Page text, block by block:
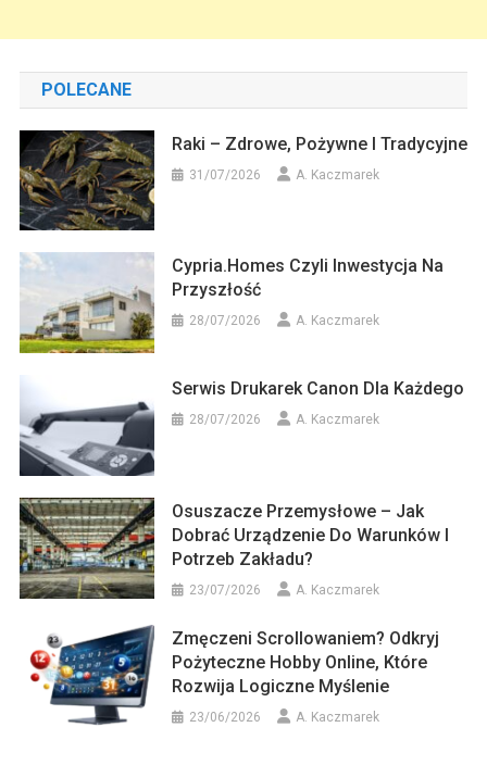
POLECANE
Raki – Zdrowe, Pożywne I Tradycyjne
31/07/2026 A. Kaczmarek
Cypria.homes Czyli Inwestycja Na
Przyszłość
28/07/2026 A. Kaczmarek
Serwis Drukarek Canon Dla Każdego
28/07/2026 A. Kaczmarek
Osuszacze Przemysłowe – Jak
Dobrać Urządzenie Do Warunków I
Potrzeb Zakładu?
23/07/2026 A. Kaczmarek
Zmęczeni Scrollowaniem? Odkryj
Pożyteczne Hobby Online, Które
Rozwija Logiczne Myślenie
23/06/2026 A. Kaczmarek